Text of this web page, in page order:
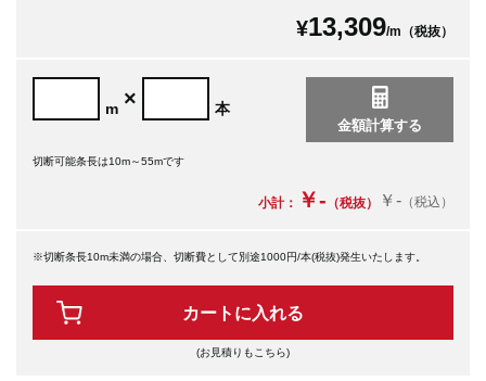
¥13,309/m（税抜）
m × 本
切断可能条長は10m～55mです
小計： ￥- （税抜） ￥- （税込）
※切断条長10m未満の場合、切断費として別途1000円/本(税抜)発生いたします。
カートに入れる
(お見積りもこちら)